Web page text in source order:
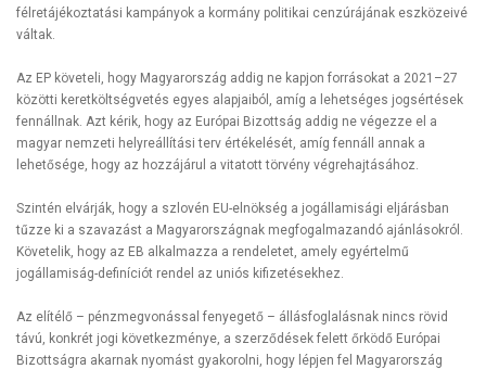
félretájékoztatási kampányok a kormány politikai cenzúrájának eszközeivé
váltak.
Az EP követeli, hogy Magyarország addig ne kapjon forrásokat a 2021–27
közötti keretköltségvetés egyes alapjaiból, amíg a lehetséges jogsértések
fennállnak. Azt kérik, hogy az Európai Bizottság addig ne végezze el a
magyar nemzeti helyreállítási terv értékelését, amíg fennáll annak a
lehetősége, hogy az hozzájárul a vitatott törvény végrehajtásához.
Szintén elvárják, hogy a szlovén EU-elnökség a jogállamisági eljárásban
tűzze ki a szavazást a Magyarországnak megfogalmazandó ajánlásokról.
Követelik, hogy az EB alkalmazza a rendeletet, amely egyértelmű
jogállamiság-definíciót rendel az uniós kifizetésekhez.
Az elítélő – pénzmegvonással fenyegető – állásfoglalásnak nincs rövid
távú, konkrét jogi következménye, a szerződések felett őrködő Európai
Bizottságra akarnak nyomást gyakorolni, hogy lépjen fel Magyarország